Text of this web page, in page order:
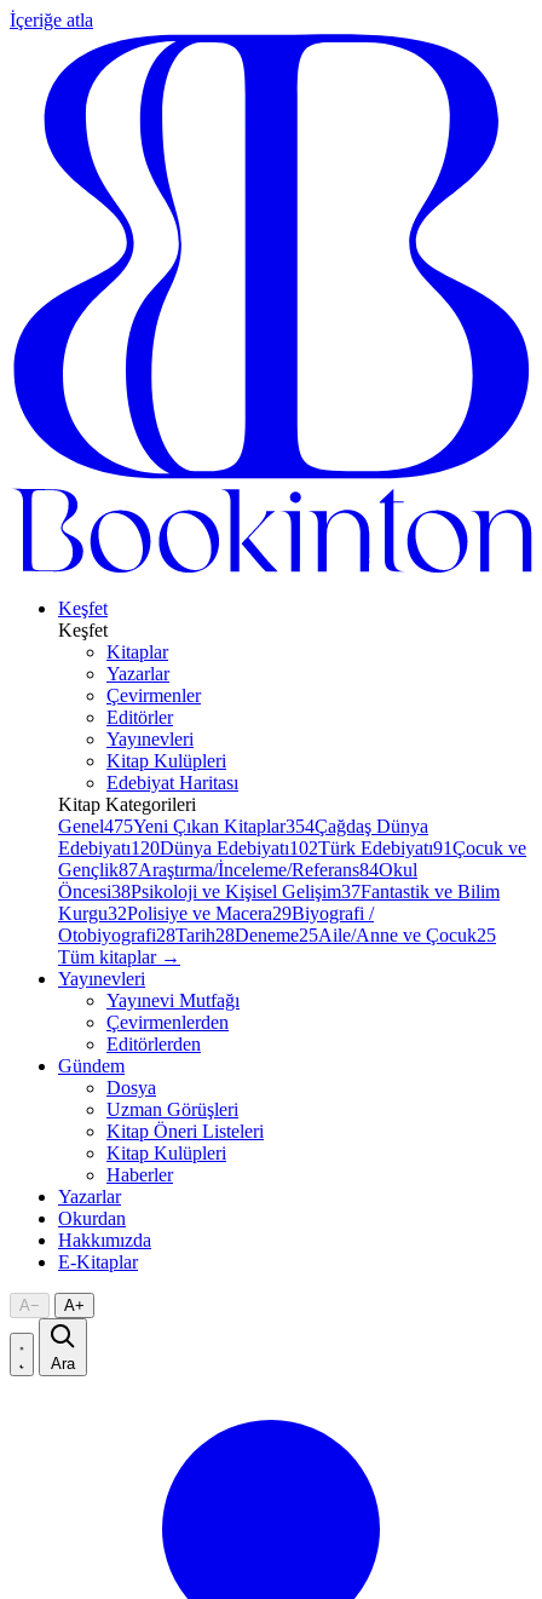
İçeriğe atla
Keşfet
Keşfet
Kitaplar
Yazarlar
Çevirmenler
Editörler
Yayınevleri
Kitap Kulüpleri
Edebiyat Haritası
Kitap Kategorileri
Genel475Yeni Çıkan Kitaplar354Çağdaş Dünya
Edebiyatı120Dünya Edebiyatı102Türk Edebiyatı91Çocuk ve
Gençlik87Araştırma/İnceleme/Referans84Okul
Öncesi38Psikoloji ve Kişisel Gelişim37Fantastik ve Bilim
Kurgu32Polisiye ve Macera29Biyografi /
Otobiyografi28Tarih28Deneme25Aile/Anne ve Çocuk25
Tüm kitaplar →
Yayınevleri
Yayınevi Mutfağı
Çevirmenlerden
Editörlerden
Gündem
Dosya
Uzman Görüşleri
Kitap Öneri Listeleri
Kitap Kulüpleri
Haberler
Yazarlar
Okurdan
Hakkımızda
E-Kitaplar
A− A+
Ara